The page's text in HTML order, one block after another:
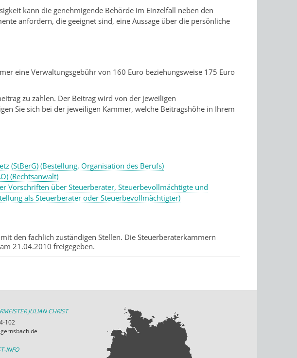
kann die genehmigende Behörde im Einzelfall neben den
anfordern, die geeignet sind, eine Aussage über die persönliche
eine Verwaltungsgebühr von 160 Euro beziehungsweise 175 Euro
zu zahlen. Der Beitrag wird von der jeweiligen
Sie sich bei der jeweiligen Kammer, welche Beitragshöhe in Ihrem
(StBerG) (Bestellung, Organisation des Berufs)
(Rechtsanwalt)
Vorschriften über Steuerberater, Steuerbevollmächtigte und
als Steuerberater oder Steuerbevollmächtigter)
den fachlich zuständigen Stellen. Die Steuerberaterkammern
21.04.2010 freigegeben.
JULIAN CHRIST
102
INFO